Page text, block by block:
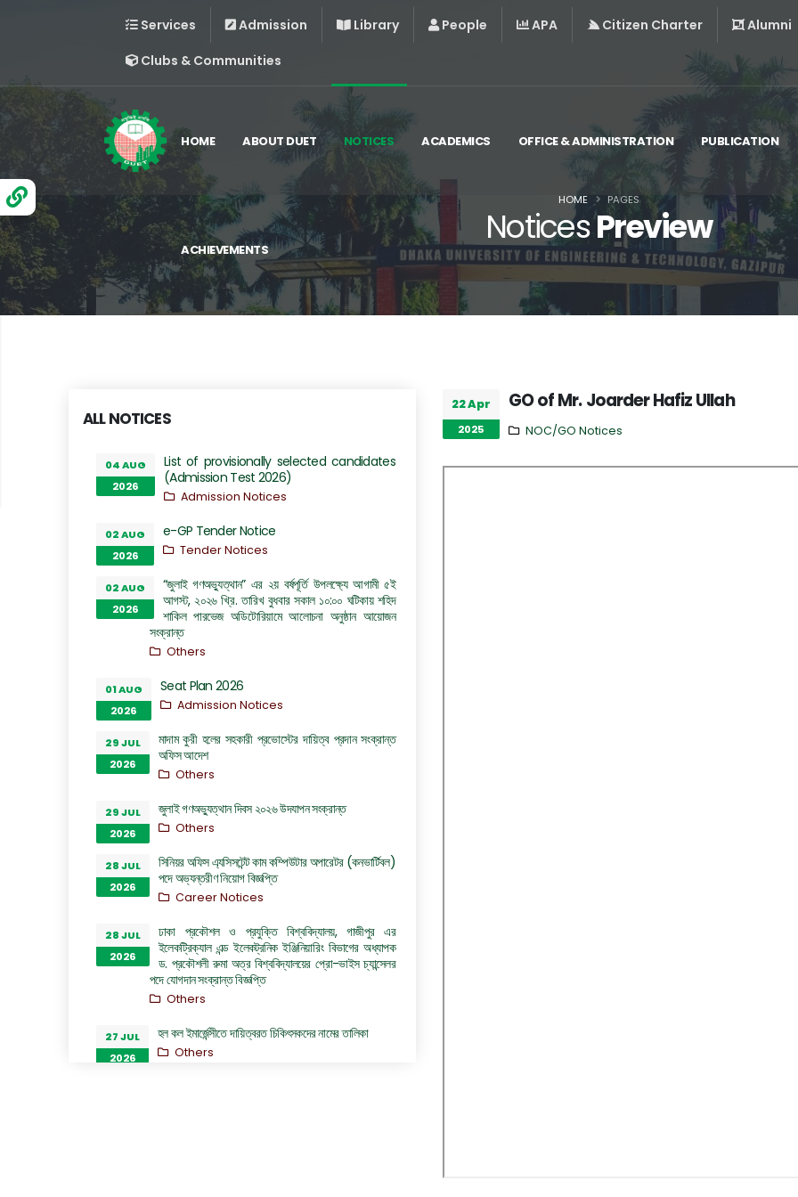
Services Admission Library People APA Citizen Charter
Alumni
Clubs & Communities
HOME ABOUT DUET NOTICES ACADEMICS OFFICE & ADMINISTRATION PUBLICATION
ACHIEVEMENTS
NoticesPreview
HOME PAGES
ALL NOTICES
04 AUG
2026
List of provisionally selected candidates
(Admission Test 2026)
Admission Notices
02 AUG
2026
e-GP Tender Notice
Tender Notices
02 AUG
2026
“জুলাই গণঅভ্যুত্থান” এর ২য় বর্ষপূর্তি উপলক্ষ্যে আগামী ৫ই
আগস্ট, ২০২৬ খ্রি. তারিখ বুধবার সকাল ১০:০০ ঘটিকায় শহিদ
শাকিল পারভেজ অডিটোরিয়ামে আলোচনা অনুষ্ঠান আয়োজন
সংক্রান্ত
Others
01 AUG
2026
Seat Plan 2026
Admission Notices
29 JUL
2026
মাদাম কুরী হলের সহকারী প্রভোস্টের দায়িত্ব প্রদান সংক্রান্ত
অফিস আদেশ
Others
29 JUL
2026
জুলাই গণঅভ্যুত্থান দিবস ২০২৬ উদযাপন সংক্রান্ত
Others
28 JUL
2026
সিনিয়র অফিস এ্যসিসটেন্ট কাম কম্পিউটার অপারেটর (কনভার্টিবল)
পদে অভ্যন্তরীণ নিয়োগ বিজ্ঞপ্তি
Career Notices
28 JUL
2026
ঢাকা প্রকৌশল ও প্রযুক্তি বিশ্ববিদ্যালয়, গাজীপুর এর
ইলেকট্রিক্যাল এন্ড ইলেকট্রনিক ইঞ্জিনিয়ারিং বিভাগের অধ্যাপক
ড. প্রকৌশলী রুমা অত্র বিশ্ববিদ্যালয়ের প্রো-ভাইস চ্যান্সেলর
পদে যোগদান সংক্রান্ত বিজ্ঞপ্তি
Others
27 JUL
2026
হল কল ইমার্জেন্সীতে দায়িত্বরত চিকিৎসকদের নামের তালিকা
Others
22 Apr
2025
GO of Mr. Joarder Hafiz Ullah
NOC/GO Notices